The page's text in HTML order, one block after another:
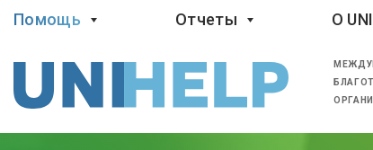
Помощь Отчеты O